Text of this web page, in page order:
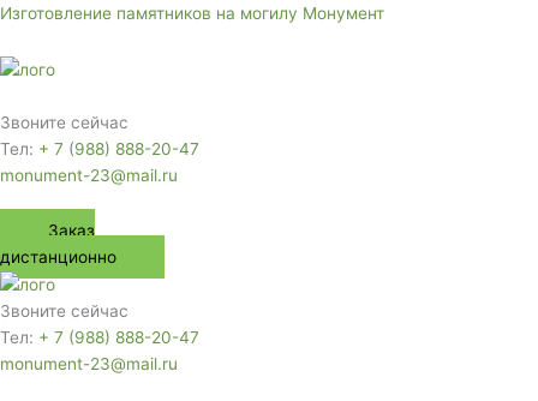
Перейти
содержимому
Изготовление памятников на могилу Монумент
Звоните сейчас
Тел: + 7 (988) 888-20-47
monument-23@mail.ru
Заказ
дистанционно
Звоните сейчас
Тел: + 7 (988) 888-20-47
monument-23@mail.ru